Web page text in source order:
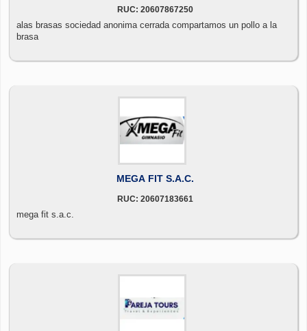
RUC: 20607867250
alas brasas sociedad anonima cerrada compartamos un pollo a la
brasa
MEGA FIT S.A.C.
RUC: 20607183661
mega fit s.a.c.